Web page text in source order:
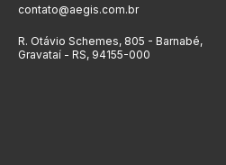
contato@aegis.com.br
R. Otávio Schemes, 805 - Barnabé,
Gravataí - RS, 94155-000